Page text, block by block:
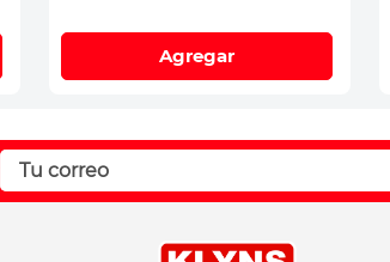
Agregar